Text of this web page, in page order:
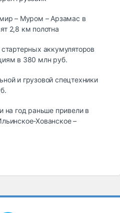
– Муром – Арзамас в
2,8 км полотна
аккумуляторов
в 380 млн руб.
и грузовой спецтехники
на год раньше привели в
Хованское –